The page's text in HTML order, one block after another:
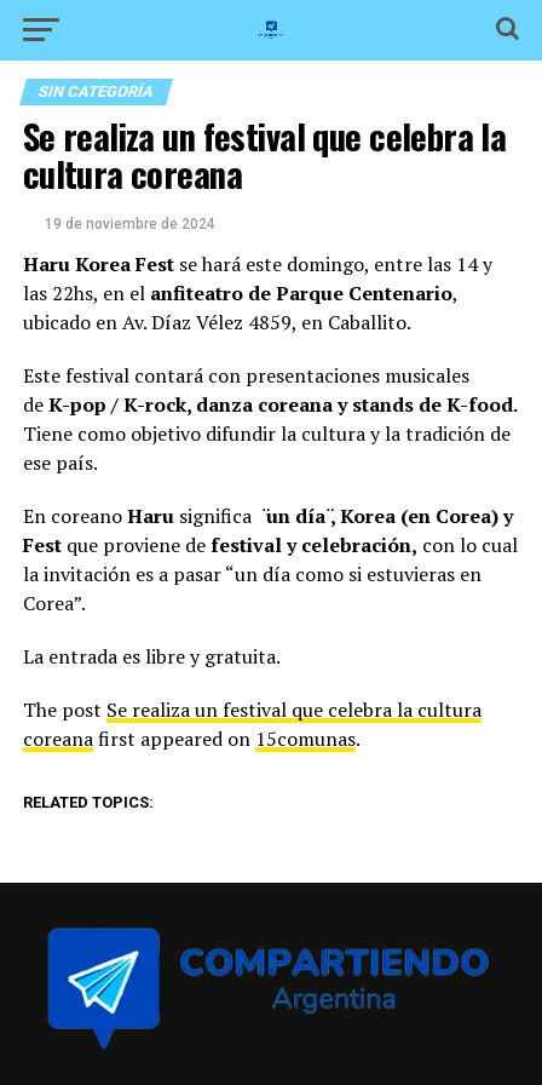
SIN CATEGORÍA
Se realiza un festival que celebra la
cultura coreana
19 de noviembre de 2024
Haru Korea Festse hará este domingo, entre las 14 y
las 22hs, en el anfiteatro de Parque Centenario,
ubicado en Av. Díaz Vélez 4859, en Caballito.
Este festival contará con presentaciones musicales
deK-pop / K-rock, danza coreana y stands de K-food.
Tiene como objetivo difundir la cultura y la tradición de
ese país.
En coreanoHarusignifica ̈un día ̈, Korea (en Corea) y
Festque proviene defestival y celebración, con lo cual
la invitación es a pasar “un día como si estuvieras en
Corea”.
La entrada es libre y gratuita.
The post Se realiza un festival que celebra la cultura
coreanafirst appeared on 15comunas.
RELATED TOPICS: